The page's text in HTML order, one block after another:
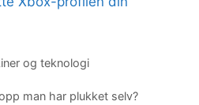
og teknologi
man har plukket selv?